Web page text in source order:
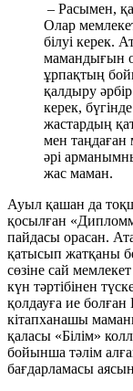
– Расымен,
Олар
білуі керек.
мамандығын
ұрпақтың
қалдыру
керек,
жастардың
мен
әрі
жас маман.
Ауыл қашан да
қосылған
пайдасы орасан.
қатысып жатқаны
сөзіне сай
күн тәртібінен
қолдауға ие
кітапханашы
қаласы «Білім»
бойынша тәлім
бағдарламасы